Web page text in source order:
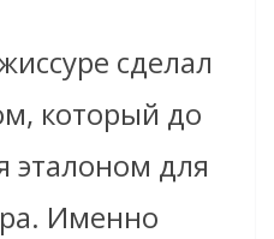
сделал
который до
эталоном для
Именно